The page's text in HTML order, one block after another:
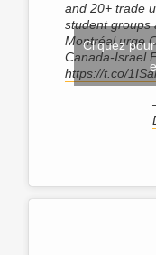
and 20+ trade
student groups
Montréal urge
Canada-Israel
https://t.co/
Cliquez